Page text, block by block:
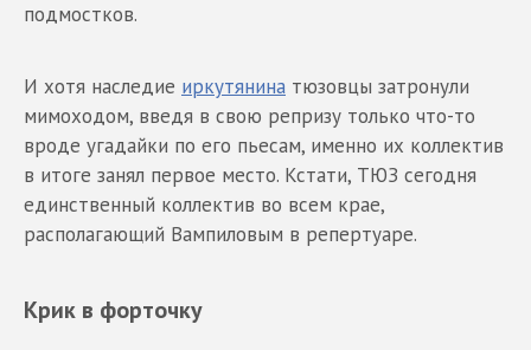
подмостков.
И хотя наследие иркутянина тюзовцы затронули
мимоходом, введя в свою репризу только что-то
вроде угадайки по его пьесам, именно их коллектив
в итоге занял первое место. Кстати, ТЮЗ сегодня
единственный коллектив во всем крае,
располагающий Вампиловым в репертуаре.
Крик в форточку